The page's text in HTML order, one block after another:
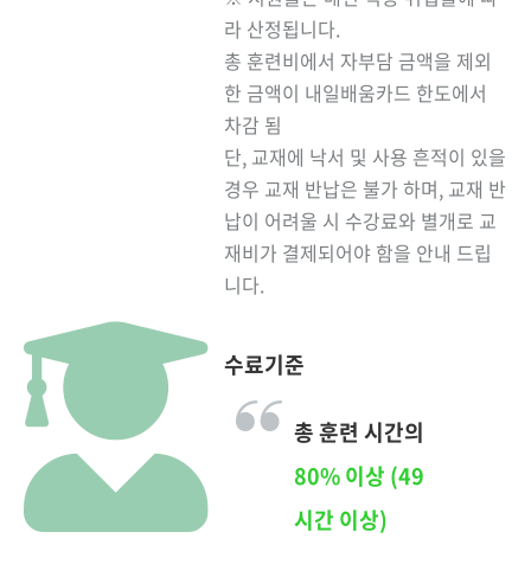
라 산정됩니다.
총 훈련비에서 자부담 금액을 제외
한 금액이 내일배움카드 한도에서
차감 됨
단, 교재에 낙서 및 사용 흔적이 있을
경우 교재 반납은 불가 하며, 교재 반
납이 어려울 시 수강료와 별개로 교
재비가 결제되어야 함을 안내 드립
니다.
수료기준
총 훈련 시간의
80% 이상 (49
시간 이상)